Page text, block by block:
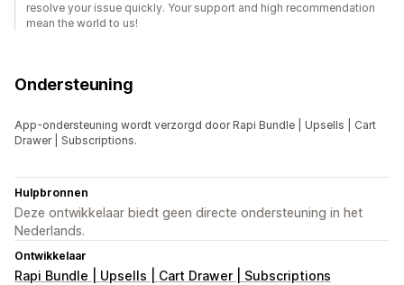
resolve your issue quickly. Your support and high recommendation
mean the world to us!
Ondersteuning
App-ondersteuning wordt verzorgd door Rapi Bundle | Upsells | Cart
Drawer | Subscriptions.
Hulpbronnen
Deze ontwikkelaar biedt geen directe ondersteuning in het
Nederlands.
Ontwikkelaar
Rapi Bundle | Upsells | Cart Drawer | Subscriptions